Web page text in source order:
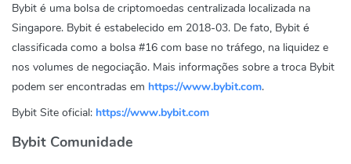
Bybit é uma bolsa de criptomoedas centralizada localizada na
Singapore. Bybit é estabelecido em 2018-03. De fato, Bybit é
classificada como a bolsa #16 com base no tráfego, na liquidez e
nos volumes de negociação. Mais informações sobre a troca Bybit
podem ser encontradas em https://www.bybit.com.
Bybit Site oficial: https://www.bybit.com
Bybit Comunidade